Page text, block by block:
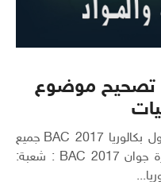
– اختبار + تصحيح موضوع
3,946 total views مواضيع و حلول بكالوريا 2017 BAC جميع
الشعب: موضوع امتحان بكالوريا دورة جوان 2017 BAC : شعبة: